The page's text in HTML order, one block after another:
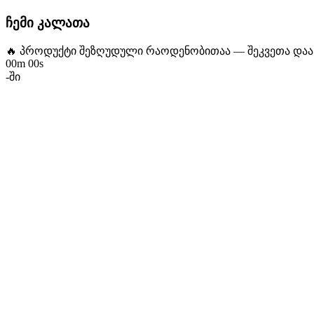
ჩემი კალათა
🔥 პროდუქტი შეზღუდული რაოდენობითაა — შეკვეთა
00m 00s
-ში